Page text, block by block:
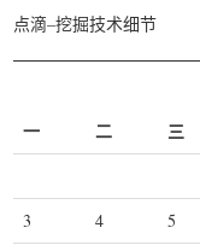
点滴–挖掘技术细节
一 二 三
3
4 5